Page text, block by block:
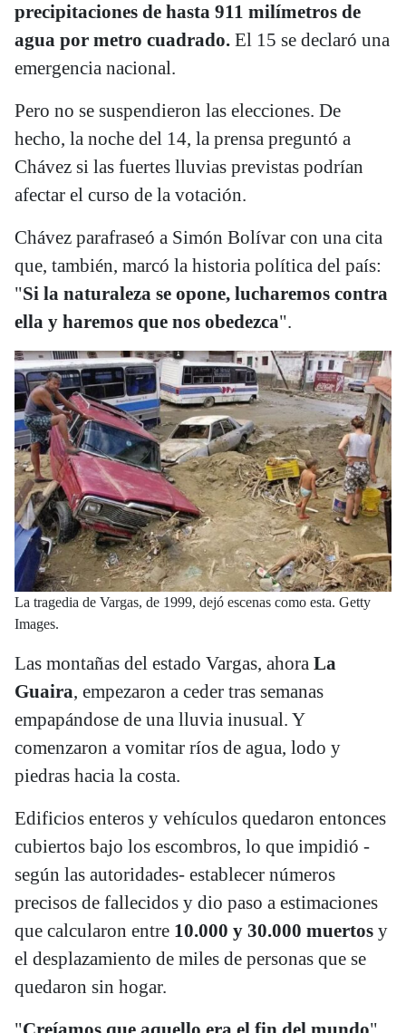
precipitaciones de hasta 911 milímetros de
agua por metro cuadrado. El 15 se declaró una
emergencia nacional.
Pero no se suspendieron las elecciones. De
hecho, la noche del 14, la prensa preguntó a
Chávez si las fuertes lluvias previstas podrían
afectar el curso de la votación.
Chávez parafraseó a Simón Bolívar con una cita
que, también, marcó la historia política del país:
"Si la naturaleza se opone, lucharemos contra
ella y haremos que nos obedezca".
La tragedia de Vargas, de 1999, dejó escenas como esta. Getty
Images.
Las montañas del estado Vargas, ahora La
Guaira, empezaron a ceder tras semanas
empapándose de una lluvia inusual. Y
comenzaron a vomitar ríos de agua, lodo y
piedras hacia la costa.
Edificios enteros y vehículos quedaron entonces
cubiertos bajo los escombros, lo que impidió -
según las autoridades- establecer números
precisos de fallecidos y dio paso a estimaciones
que calcularon entre 10.000 y 30.000 muertos y
el desplazamiento de miles de personas que se
quedaron sin hogar.